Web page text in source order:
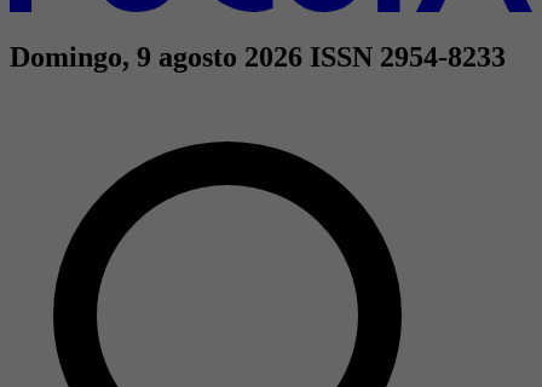
Domingo, 9 agosto 2026 ISSN 2954-8233